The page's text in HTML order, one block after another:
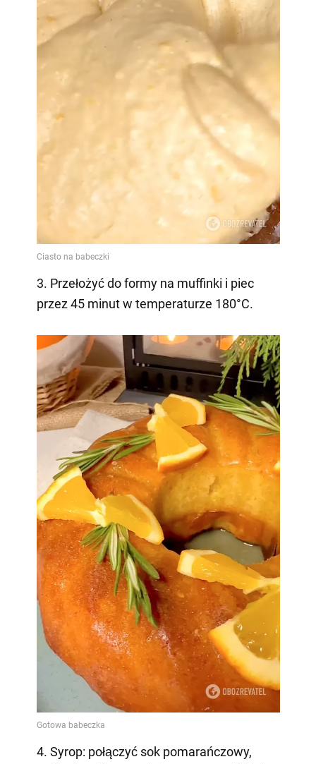
3. Przełożyć do formy na muffinki i piec
przez 45 minut w temperaturze 180°C.
4. Syrop: połączyć sok pomarańczowy,